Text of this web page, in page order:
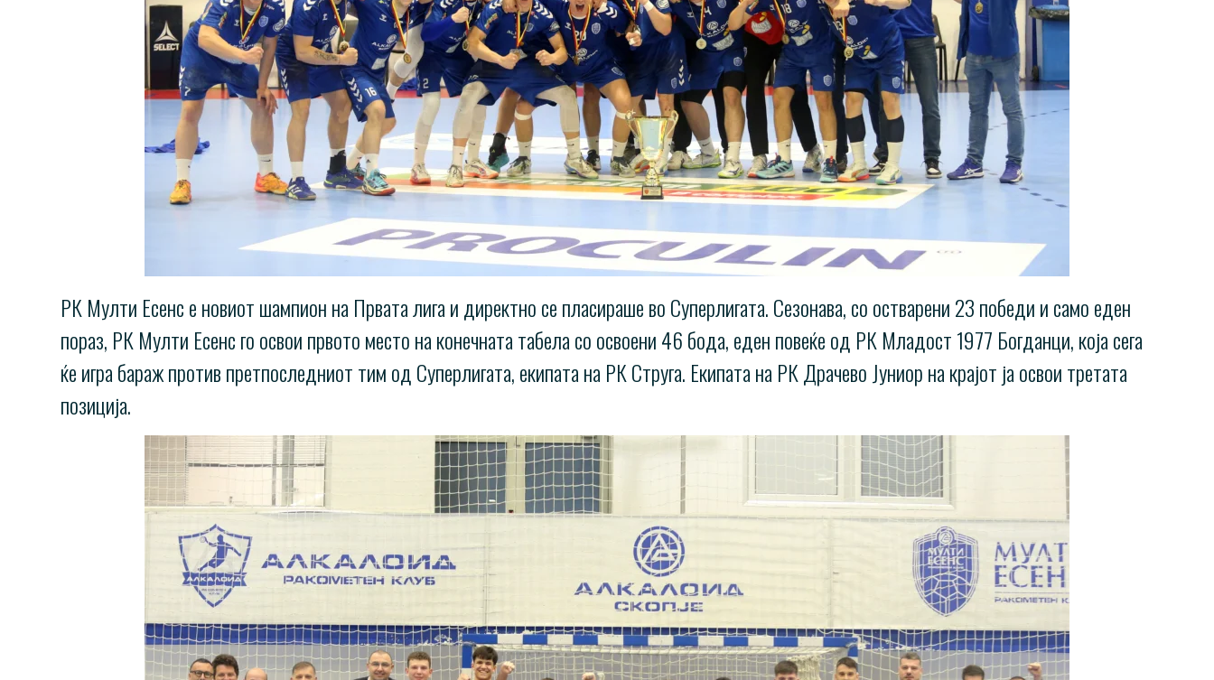
РК Мулти Есенс е новиот шампион на Првата лига и директно се пласираше во Суперлигата. Сезонава, со остварени 23 победи и само еден
пораз, РК Мулти Есенс го освои првото место на конечната табела со освоени 46 бода, еден повеќе од РК Младост 1977 Богданци, која сега
ќе игра бараж против претпоследниот тим од Суперлигата, екипата на РК Струга. Екипата на РК Драчево Јуниор на крајот ја освои третата
позиција.